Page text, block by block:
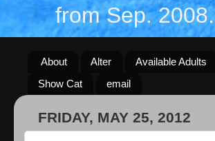
from Sep. 2008.
About Alter Available Adults
Show Cat
email
FRIDAY, MAY 25, 2012